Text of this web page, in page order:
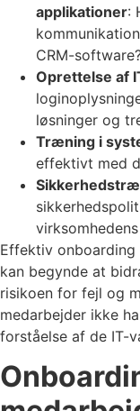
applikationer:
CRM-
Oprettelse af
løsninger og
Træning i
effektivt med
Effektiv
kan begynde at
risikoen for fejl og
medarbejder ikke
forståelse af de IT-